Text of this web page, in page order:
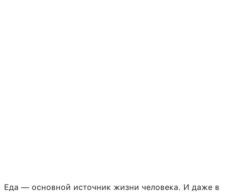
Еда — основной источник жизни человека. И даже в